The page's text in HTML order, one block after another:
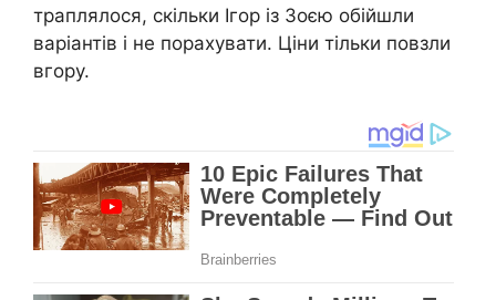
траплялося, скільки Ігор із Зоєю обійшли
варіантів і не порахувати. Ціни тільки повзли
вгору.